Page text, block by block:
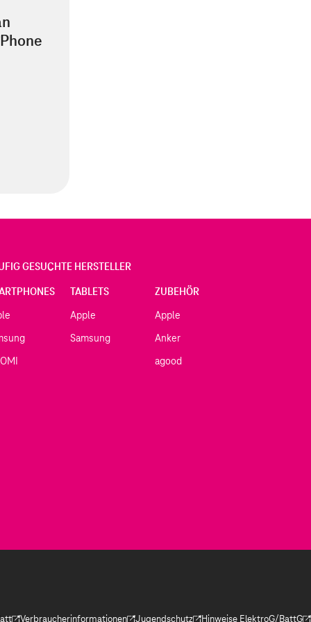
GESUCHTE HERSTELLER
TABLETS
Apple
Samsung
ZUBEHÖR
Apple
Anker
agood
Verbraucherinformationen Jugendschutz Hinweise ElektroG/BattG